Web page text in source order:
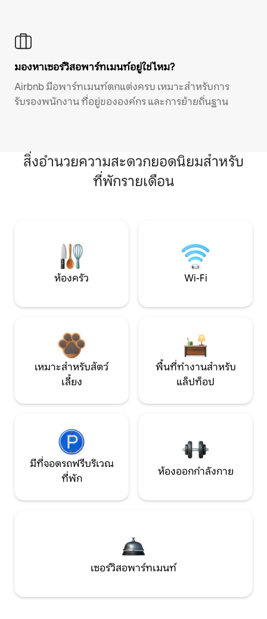
มองหาเซอร์วิสอพาร์ทเมนท์อยู่ใช่ไหม?
Airbnb มีอพาร์ทเมนท์ตกแต่งครบ เหมาะสำหรับการ
รับรองพนักงาน ที่อยู่ขององค์กร และการย้ายถิ่นฐาน
สิ่งอำนวยความสะดวกยอดนิยมสำหรับ
ที่พักรายเดือน
ห้องครัว Wi-Fi
เหมาะสำหรับสัตว์
เลี้ยง
พื้นที่ทำงานสำหรับ
แล็ปท็อป
มีที่จอดรถฟรีบริเวณ
ที่พัก
ห้องออกกำลังกาย
เซอร์วิสอพาร์ทเมนท์